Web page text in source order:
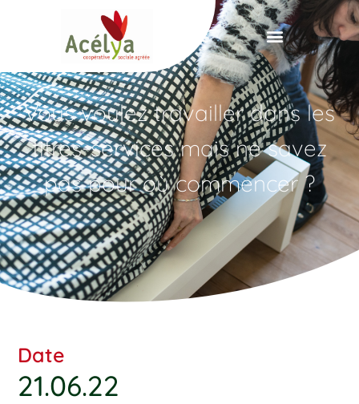
Vous voulez travailler dans les
titres-services mais ne savez
pas pour où commencer ?
Date
21.06.22
Panneau de gestion des cookies